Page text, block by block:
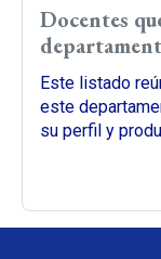
Docentes
Este listado
este
su perfil y